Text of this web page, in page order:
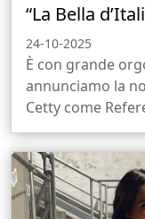
“La Bella
24-10-2025
È con grande
annunciamo la
Cetty come